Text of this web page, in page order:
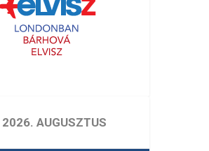
2026. AUGUSZTUS